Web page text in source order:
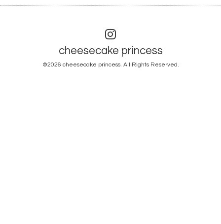
cheesecake princess
©2026 cheesecake princess. All Rights Reserved.